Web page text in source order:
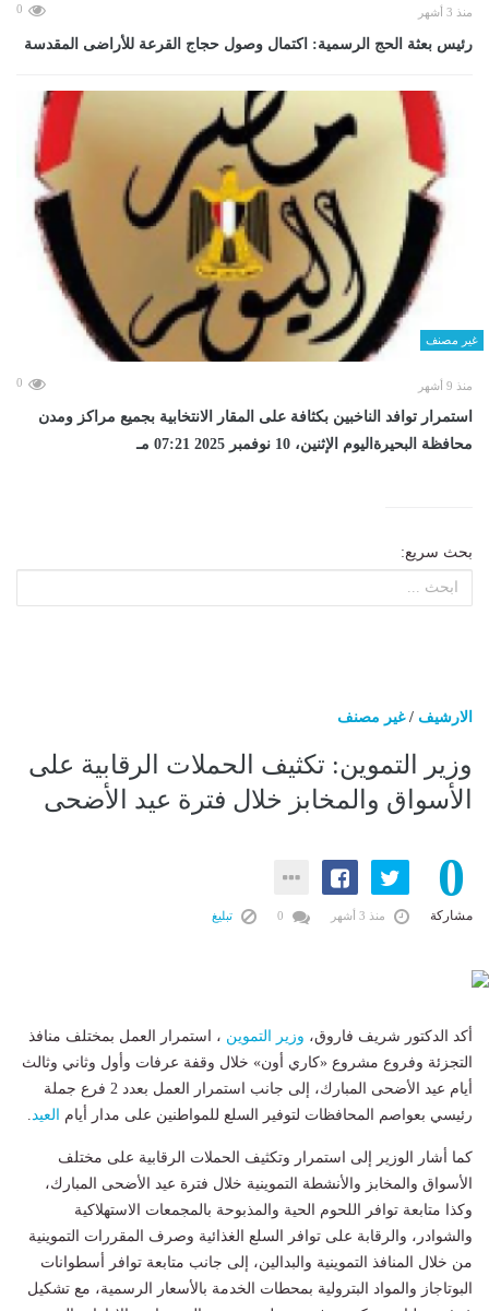
منذ 3 أشهر 0
رئيس بعثة الحج الرسمية: اكتمال وصول حجاج القرعة للأراضى المقدسة
غير مصنف
منذ 9 أشهر 0
استمرار توافد الناخبين بكثافة على المقار الانتخابية بجميع مراكز ومدن
محافظة البحيرةاليوم الإثنين، 10 نوفمبر 2025 07:21 مـ
بحث سريع:
الارشيف /غير مصنف
وزير التموين: تكثيف الحملات الرقابية على
الأسواق والمخابز خلال فترة عيد الأضحى
0
مشاركة منذ 3 أشهر تبليغ
أكد الدكتور شريف فاروق، وزير التموين ، استمرار العمل بمختلف منافذ
التجزئة وفروع مشروع «كاري أون» خلال وقفة عرفات وأول وثاني وثالث
أيام عيد الأضحى المبارك، إلى جانب استمرار العمل بعدد 2 فرع جملة
رئيسي بعواصم المحافظات لتوفير السلع للمواطنين على مدار أيام العيد
كما أشار الوزير إلى استمرار وتكثيف الحملات الرقابية على مختلف
الأسواق والمخابز والأنشطة التموينية خلال فترة عيد الأضحى المبارك،
وكذا متابعة توافر اللحوم الحية والمذبوحة بالمجمعات الاستهلاكية
والشوادر، والرقابة على توافر السلع الغذائية وصرف المقررات التموينية
من خلال المنافذ التموينية والبدالين، إلى جانب متابعة توافر أسطوانات
البوتاجاز والمواد البترولية بمحطات الخدمة بالأسعار الرسمية، مع تشكيل